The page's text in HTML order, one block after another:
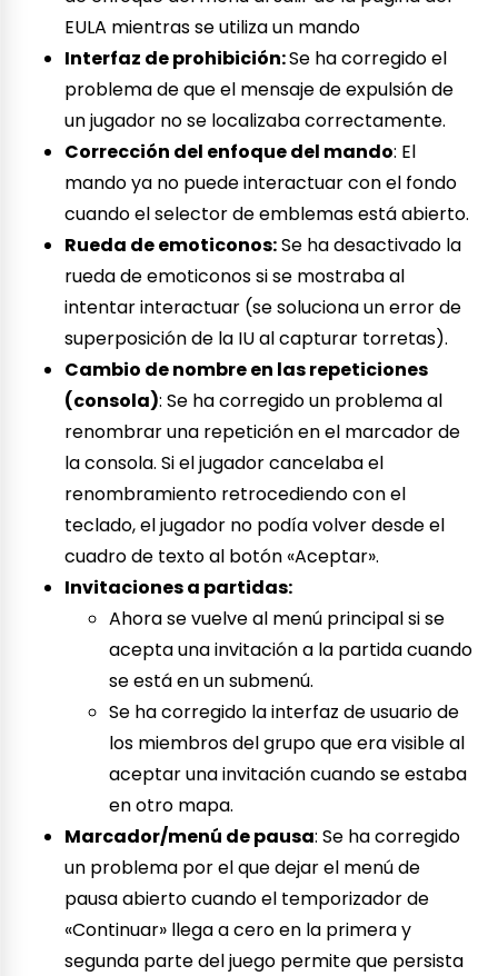
EULA mientras se utiliza un mando
Interfaz de prohibición:Se ha corregido el
problema de que el mensaje de expulsión de
un jugador no se localizaba correctamente.
Corrección del enfoque del mando: El
mando ya no puede interactuar con el fondo
cuando el selector de emblemas está abierto.
Rueda de emoticonos:Se ha desactivado la
rueda de emoticonos si se mostraba al
intentar interactuar (se soluciona un error de
superposición de la IU al capturar torretas).
Cambio de nombre en las repeticiones
(consola): Se ha corregido un problema al
renombrar una repetición en el marcador de
la consola. Si el jugador cancelaba el
renombramiento retrocediendo con el
teclado, el jugador no podía volver desde el
cuadro de texto al botón «Aceptar».
Invitaciones a partidas:
Ahora se vuelve al menú principal si se
acepta una invitación a la partida cuando
se está en un submenú.
Se ha corregido la interfaz de usuario de
los miembros del grupo que era visible al
aceptar una invitación cuando se estaba
en otro mapa.
Marcador/menú de pausa: Se ha corregido
un problema por el que dejar el menú de
pausa abierto cuando el temporizador de
«Continuar» llega a cero en la primera y
segunda parte del juego permite que persista